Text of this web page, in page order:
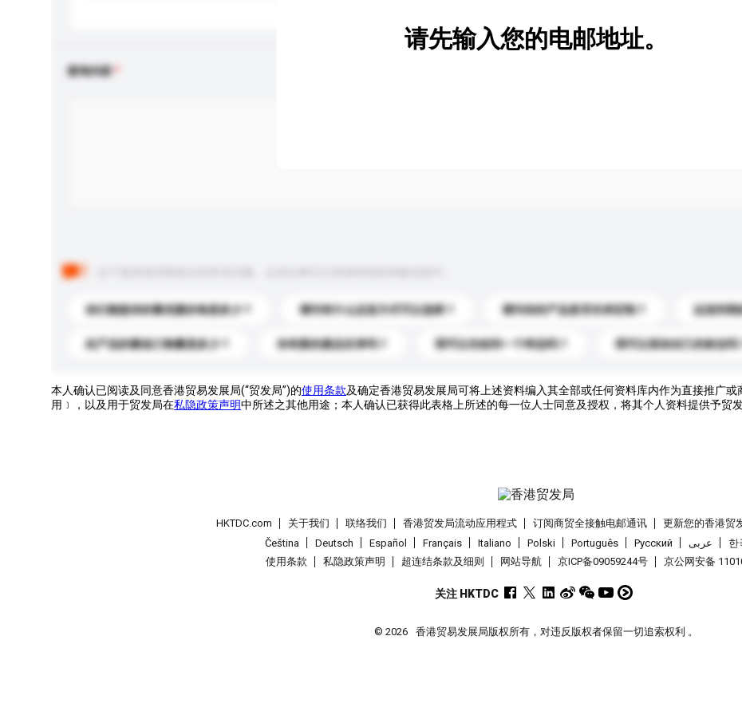
查询内容
你们能提供的最优惠价格是多少？ 请问有什么运送方式可以选择？ 请问你的产品是否支持定制？ 运送到我
此产品的最低订购量是多少？ 你有新的產品目录吗？ 我可以先收到一个样品吗？ 我可以添加自己的标志吗？
请先输入您的电邮地址。
本人确认已阅读及同意香港贸易发展局(“贸发局”)的使用条款及确定香港贸易发展局可将上述资料编入其全部或任何资料库内作为直接推广
用﹞，以及用于贸发局在私隐政策声明中所述之其他用途；本人确认已获得此表格上所述的每一位人士同意及授权，将其个人资料提供予贸
HKTDC.com 关于我们 联络我们 香港贸发局流动应用程式 订阅商贸全接触电邮通讯 更新您的香港贸
Čeština
Deutsch Español Français Italiano Polski Português Pусский عربى 한
使用条款
私隐政策声明 超连结条款及细则 网站导航 京ICP备09059244号 京公网安备
关注 HKTDC
© 2026 香港贸易发展局版权所有，对违反版权者保留一切追索权利 。